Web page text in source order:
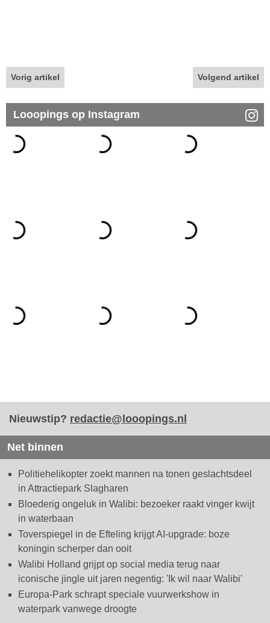
Vorig artikel Volgend artikel
Looopings op Instagram
Nieuwstip? redactie@looopings.nl
Net binnen
Politiehelikopter zoekt mannen na tonen geslachtsdeel
in Attractiepark Slagharen
Bloederig ongeluk in Walibi: bezoeker raakt vinger kwijt
in waterbaan
Toverspiegel in de Efteling krijgt AI-upgrade: boze
koningin scherper dan ooit
Walibi Holland grijpt op social media terug naar
iconische jingle uit jaren negentig: 'Ik wil naar Walibi'
Europa-Park schrapt speciale vuurwerkshow in
waterpark vanwege droogte